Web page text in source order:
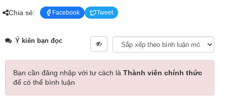
Chia sẻ: Facebook Tweet
Ý kiến bạn đọc
Bạn cần đăng nhập với tư cách là Thành viên chính thức
để có thể bình luận